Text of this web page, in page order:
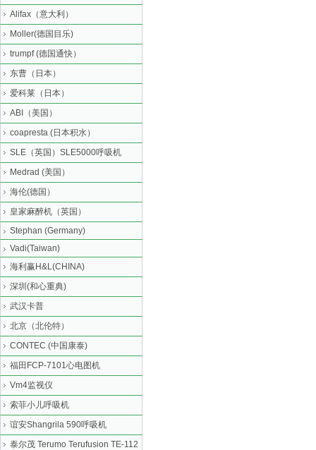
Alifax（意大利）
Moller(德国目乐)
trumpf (德国通快）
东曹（日本）
爱科莱（日本）
ABI（美国）
coapresta (日本积水）
SLE（英国）SLE5000呼吸机
Medrad (美国）
海伦(德国）
皇家麻醉机（英国）
Stephan (Germany)
Vadi(Taiwan)
海利赢H&L(CHINA)
深圳(和心重典)
武汉卡普
北京（北伦特）
CONTEC (中国康泰)
福田FCP-7101心电图机
Vm4监视仪
索菲小儿呼吸机
谊安Shangrila 590呼吸机
泰尔茂 Terumo Terufusion TE-112